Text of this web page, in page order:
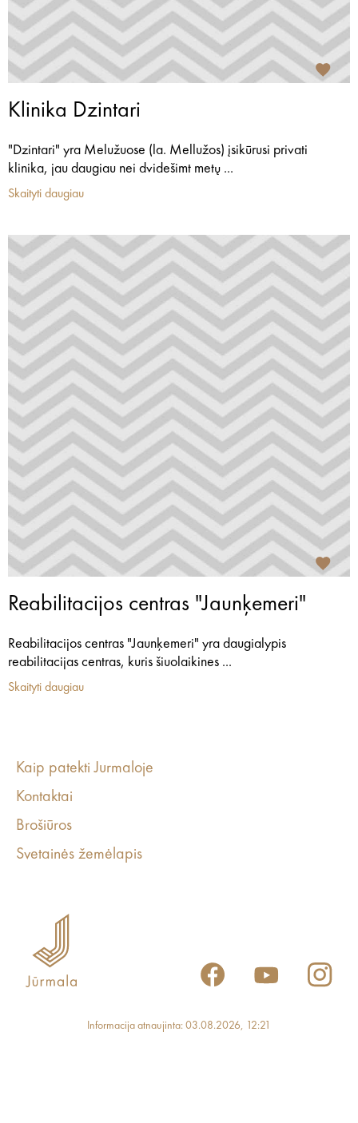
Klinika Dzintari
"Dzintari" yra Melužuose (la. Mellužos) įsikūrusi privati
klinika, jau daugiau nei dvidešimt metų ...
Skaityti daugiau
Reabilitacijos centras "Jaunķemeri"
Reabilitacijos centras "Jaunķemeri" yra daugialypis
reabilitacijas centras, kuris šiuolaikines ...
Skaityti daugiau
Kaip patekti Jurmaloje
Kontaktai
Brošiūros
Svetainės žemėlapis
Informacija atnaujinta: 03.08.2026, 12:21